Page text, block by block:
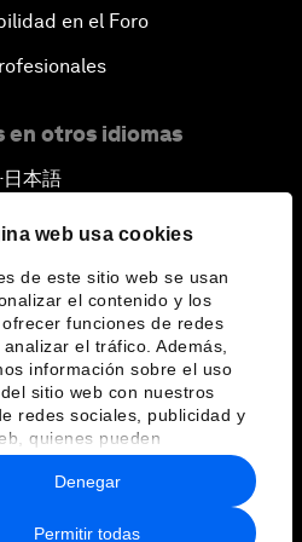
web usa cookies
de este sitio web se usan
el contenido y los
funciones de redes
el tráfico. Además,
información sobre el uso
sitio web con nuestros
redes sociales, publicidad y
quienes pueden
con otra información que les
o que hayan
a partir del uso que haya
servicios.
Permitir todas
Denegar
en el Foro
en otros idiomas
▪ 日本語